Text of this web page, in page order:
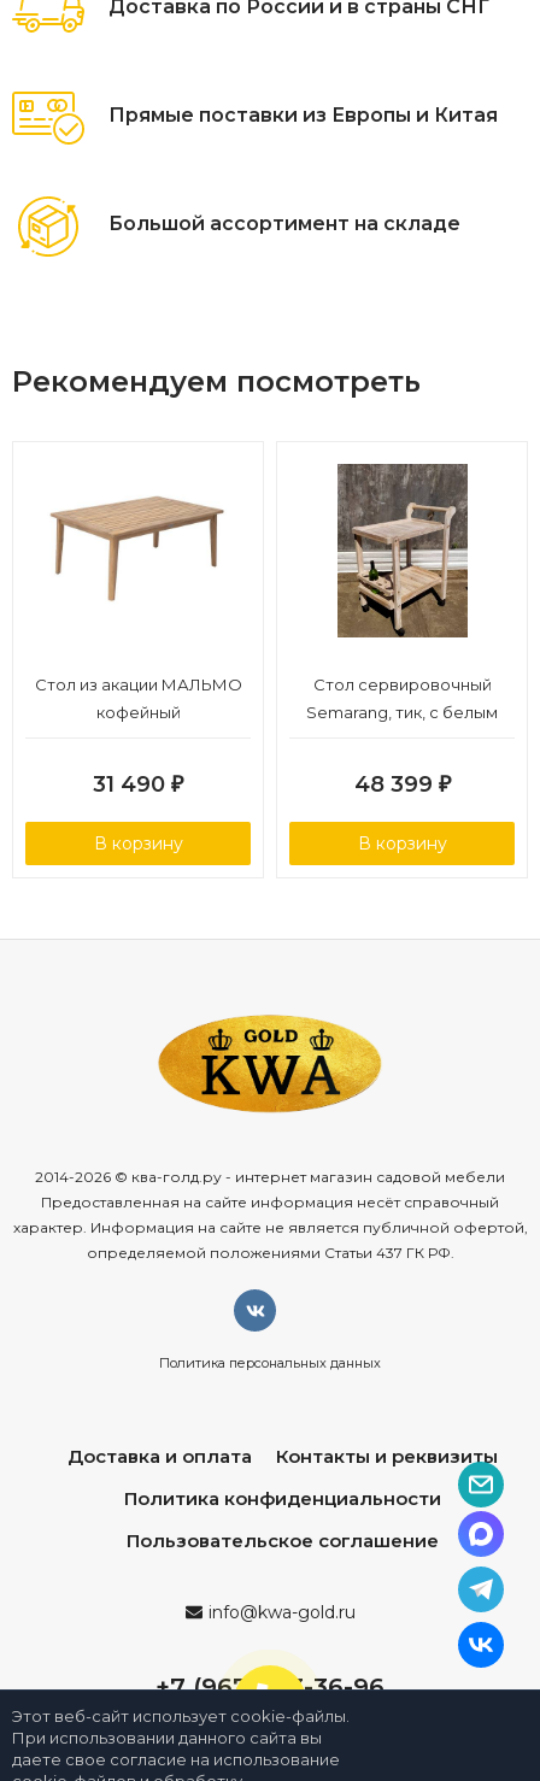
Доставка по России и в страны СНГ
Прямые поставки из Европы и Китая
Большой ассортимент на складе
Рекомендуем посмотреть
Стол из акации МАЛЬМО
кофейный
31 490 ₽
В корзину
Стол сервировочный
Semarang, тик, с белым
48 399 ₽
В корзину
2014-2026 © ква-голд.ру - интернет магазин садовой мебели
Предоставленная на сайте информация несёт справочный
характер. Информация на сайте не является публичной офертой,
определяемой положениями Статьи 437 ГК РФ.
Политика персональных данных
Доставка и оплата
Контакты и реквизиты
Политика конфиденциальности
Пользовательское соглашение
info@kwa-gold.ru
+7 (967) 013-36-96
Этот веб-сайт использует cookie-файлы.
При использовании данного сайта вы
даете свое согласие на использование